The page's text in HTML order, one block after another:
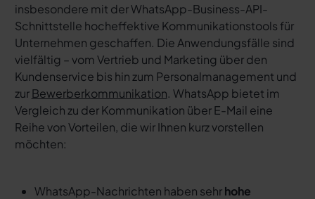
insbesondere mit der WhatsApp-Business-API-
Schnittstelle hocheffektive Kommunikationstools für
Unternehmen geschaffen. Die Anwendungsfälle sind
vielfältig – vom Vertrieb und Marketing über den
Kundenservice bis hin zum Personalmanagement und
zurBewerberkommunikation. WhatsApp bietet im
Vergleich zu der Kommunikation über E-Mail eine
Reihe von Vorteilen, die wir Ihnen kurz vorstellen
möchten:
WhatsApp-Nachrichten haben sehrhohe